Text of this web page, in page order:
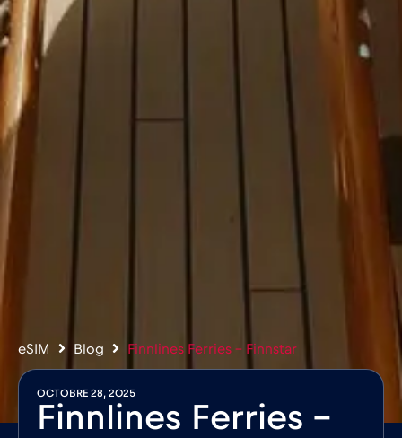
eSIM Blog Finnlines Ferries – Finnstar
OCTOBRE 28, 2025
Finnlines Ferries –